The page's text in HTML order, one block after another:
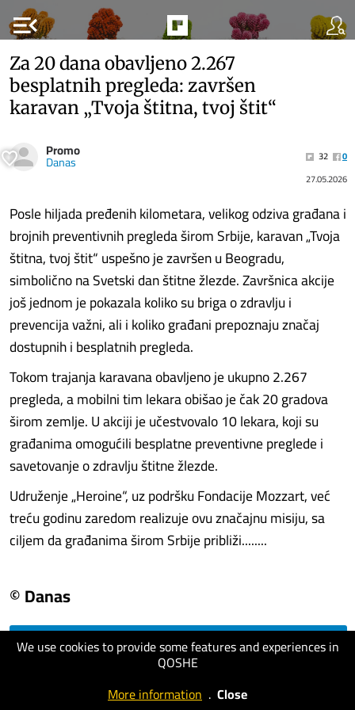
menu_open
We use cookies to provide some features and experiences in
QOSHE
More information . Close
Za 20 dana obavljeno 2.267
besplatnih pregleda: završen
karavan „Tvoja štitna, tvoj štit“
Promo
Danas 32
0
27.05.2026
Posle hiljada pređenih kilometara, velikog odziva građana i
brojnih preventivnih pregleda širom Srbije, karavan „Tvoja
štitna, tvoj štit“ uspešno je završen u Beogradu,
simbolično na Svetski dan štitne žlezde. Završnica akcije
još jednom je pokazala koliko su briga o zdravlju i
prevencija važni, ali i koliko građani prepoznaju značaj
dostupnih i besplatnih pregleda.
Tokom trajanja karavana obavljeno je ukupno 2.267
pregleda, a mobilni tim lekara obišao je čak 20 gradova
širom zemlje. U akciji je učestvovalo 10 lekara, koji su
građanima omogućili besplatne preventivne preglede i
savetovanje o zdravlju štitne žlezde.
Udruženje „Heroine“, uz podršku Fondacije Mozzart, već
treću godinu zaredom realizuje ovu značajnu misiju, sa
ciljem da građanima širom Srbije približi........
© Danas
visit website